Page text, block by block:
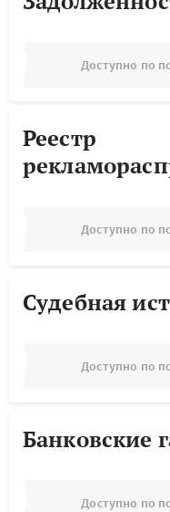
Доступно по
Реестр
Доступно по
Судебная
Доступно по
Банковские
Доступно по